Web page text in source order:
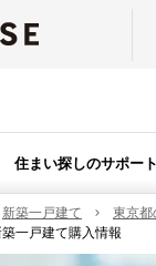
住まい探しのサポート
新築一戸建て 東京都
一戸建て購入情報